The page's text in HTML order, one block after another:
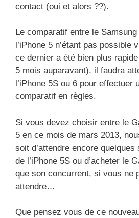
contact (oui et alors ??).
Le comparatif entre le
l’iPhone 5 n’étant pas possible
ce dernier a été bien plus
5 mois auparavant), il faudra
l’iPhone 5S ou 6 pour effectuer
comparatif en règles.
Si vous devez choisir entre le
5 en ce mois de mars 2013,
soit d’attendre encore
de l’iPhone 5S ou d’acheter le
que son concurrent, si vous ne
attendre…
Que pensez vous de ce